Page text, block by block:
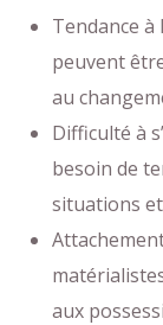
Tendance à
peuvent
au
Difficulté à
besoin de
situations
aux